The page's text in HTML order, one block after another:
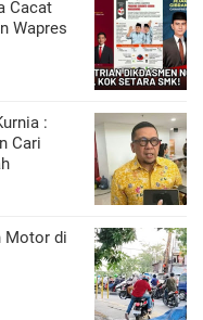
Cacat
Wapres
:
Cari
Motor di